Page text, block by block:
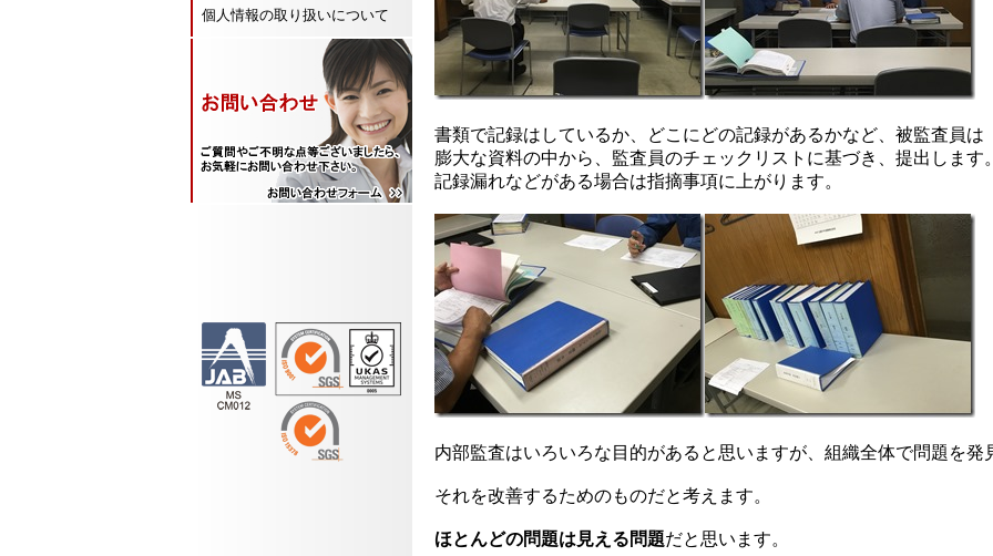
個人情報の取り扱いについて
書類で記録はしているか、どこにどの記録があるかなど、被監査員は
膨大な資料の中から、監査員のチェックリストに基づき、提出します
記録漏れなどがある場合は指摘事項に上がります。
内部監査はいろいろな目的があると思いますが、組織全体で問題を発
それを改善するためのものだと考えます。
ほとんどの問題は見える問題だと思います。